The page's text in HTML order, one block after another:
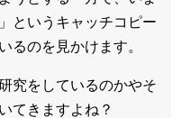
というキャッチコピー
るのを見かけます。
究をしているのかやそ
てきますよね？